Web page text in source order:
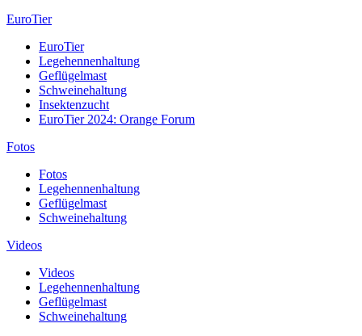
EuroTier
EuroTier
Legehennenhaltung
Geflügelmast
Schweinehaltung
Insektenzucht
EuroTier 2024: Orange Forum
Fotos
Fotos
Legehennenhaltung
Geflügelmast
Schweinehaltung
Videos
Videos
Legehennenhaltung
Geflügelmast
Schweinehaltung